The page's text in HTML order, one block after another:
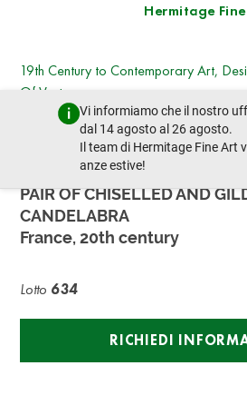
Hermitage
Vi informiamo che il nostro
dal 14 agosto al 26 agosto.
Il team di Hermitage Fine Art
anze estive!
19th Century to Contemporary Art,
Of Vertu
giovedì 17 giugno 2021 - 11:00
lotto precedente
PAIR OF CHISELLED AND
CANDELABRA
France, 20th century
Lotto 634
RICHIEDI